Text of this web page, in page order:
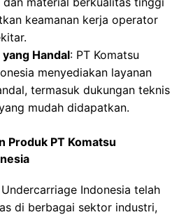
keamanan kerja operator
Handal: PT Komatsu
menyediakan layanan
termasuk dukungan teknis
mudah didapatkan.
Produk PT Komatsu
Indonesia telah
di berbagai sektor industri,